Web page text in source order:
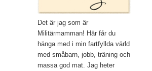
Det är jag som är
Militärmamman! Här får du
hänga med i min fartfyllda värld
med småbarn, jobb, träning och
massa god mat. Jag heter